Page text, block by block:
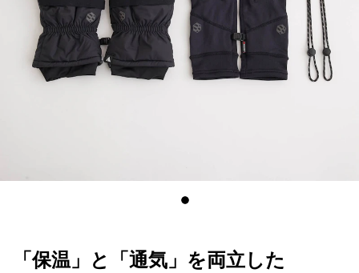
「保温」と「通気」を両立した